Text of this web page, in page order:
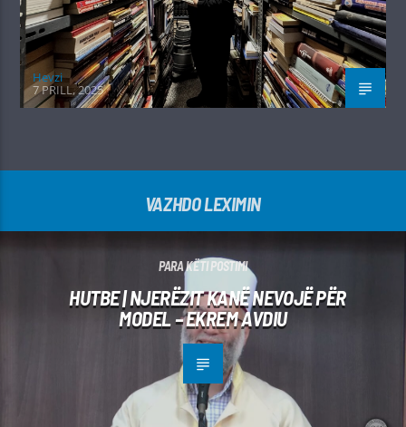
Hevzi
7 PRILL, 2025
VAZHDO LEXIMIN
PARA KËTI POSTIMI
HUTBE | NJERËZIT KANË NEVOJË PËR
MODEL – EKREM AVDIU